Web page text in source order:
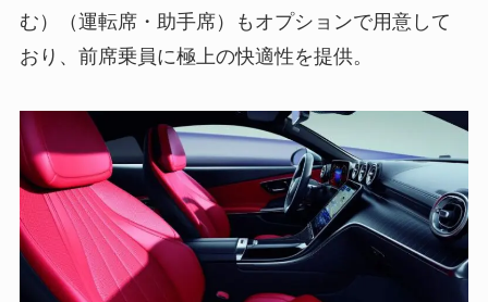
む）（運転席・助手席）もオプションで用意して
おり、前席乗員に極上の快適性を提供。